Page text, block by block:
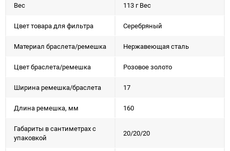
Вес 113 г Вес
Цвет товара для фильтра Серебряный
Материал браслета/ремешка Нержавеющая сталь
Цвет браслета/ремешка Розовое золото
Ширина ремешка/браслета 17
Длина ремешка, мм 160
Габариты в сантиметрах с
упаковкой
20/20/20